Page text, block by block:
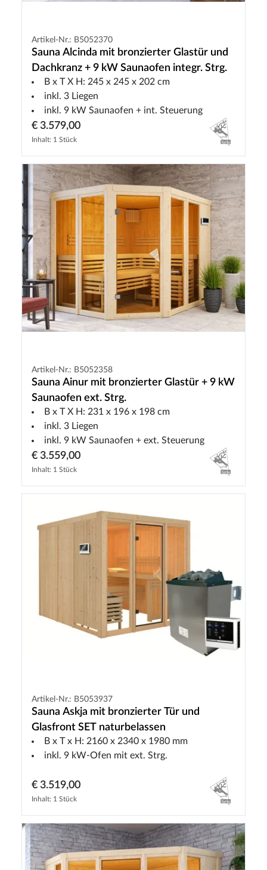
Artikel-Nr.: B5052370
Sauna Alcinda mit bronzierter Glastür und
Dachkranz + 9 kW Saunaofen integr. Strg.
B x T X H: 245 x 245 x 202 cm
inkl. 3 Liegen
inkl. 9 kW Saunaofen + int. Steuerung
€ 3.579,00
Inhalt: 1 Stück
Artikel-Nr.: B5052358
Sauna Ainur mit bronzierter Glastür + 9 kW
Saunaofen ext. Strg.
B x T X H: 231 x 196 x 198 cm
inkl. 3 Liegen
inkl. 9 kW Saunaofen + ext. Steuerung
€ 3.559,00
Inhalt: 1 Stück
Artikel-Nr.: B5053937
Sauna Askja mit bronzierter Tür und
Glasfront SET naturbelassen
B x T x H: 2160 x 2340 x 1980 mm
inkl. 9 kW-Ofen mit ext. Strg.
€ 3.519,00
Inhalt: 1 Stück